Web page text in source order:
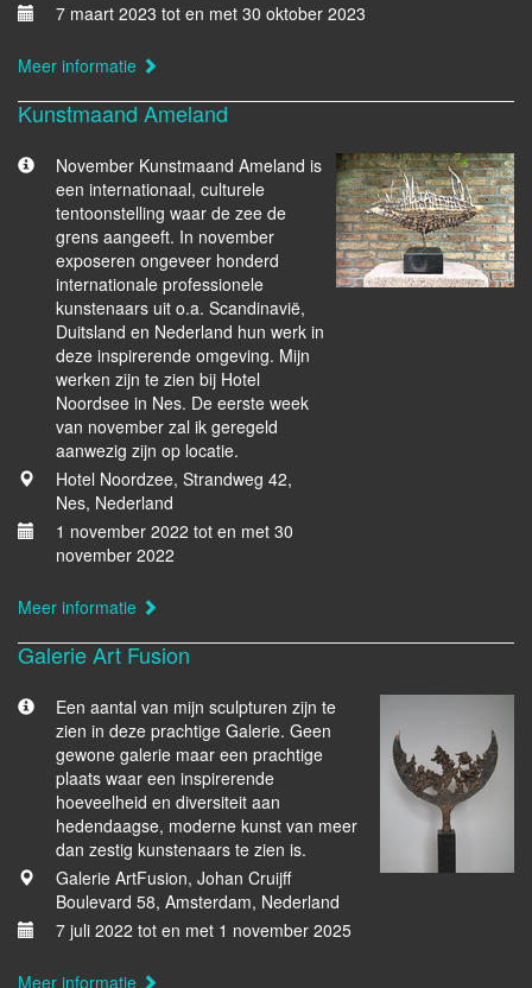
7 maart 2023 tot en met 30 oktober 2023
Meer informatie
Kunstmaand Ameland
November Kunstmaand Ameland is
een internationaal, culturele
tentoonstelling waar de zee de
grens aangeeft. In november
exposeren ongeveer honderd
internationale professionele
kunstenaars uit o.a. Scandinavië,
Duitsland en Nederland hun werk in
deze inspirerende omgeving. Mijn
werken zijn te zien bij Hotel
Noordsee in Nes. De eerste week
van november zal ik geregeld
aanwezig zijn op locatie.
Hotel Noordzee, Strandweg 42,
Nes, Nederland
1 november 2022 tot en met 30
november 2022
Meer informatie
Galerie Art Fusion
Een aantal van mijn sculpturen zijn te
zien in deze prachtige Galerie. Geen
gewone galerie maar een prachtige
plaats waar een inspirerende
hoeveelheid en diversiteit aan
hedendaagse, moderne kunst van meer
dan zestig kunstenaars te zien is.
Galerie ArtFusion, Johan Cruijff
Boulevard 58, Amsterdam, Nederland
7 juli 2022 tot en met 1 november 2025
Meer informatie